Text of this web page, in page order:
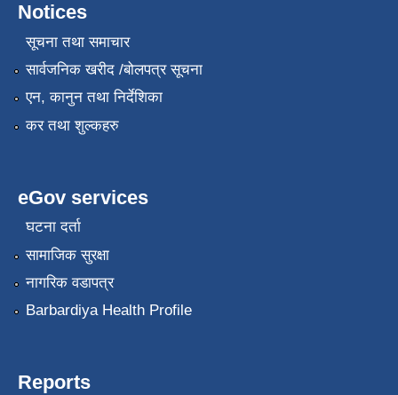
Notices
सूचना तथा समाचार
सार्वजनिक खरीद /बोलपत्र सूचना
एन, कानुन तथा निर्देशिका
कर तथा शुल्कहरु
eGov services
घटना दर्ता
सामाजिक सुरक्षा
नागरिक वडापत्र
Barbardiya Health Profile
Reports